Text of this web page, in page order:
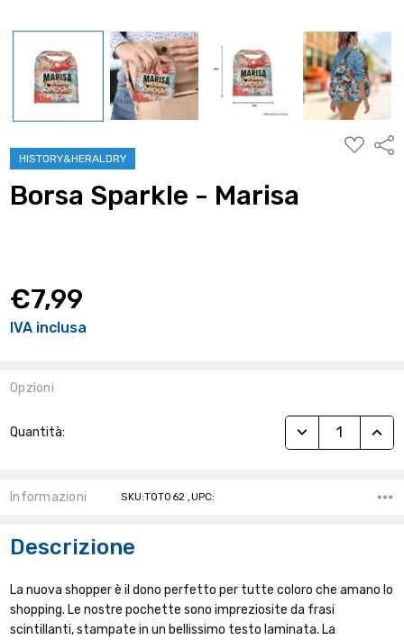
HISTORY&HERALDRY
ALLA
Borsa Sparkle - Marisa
€7,99
IVA inclusa
Opzioni
Attuale:
Quantità: RIDUCI
Informazioni SKU:TOT062 ,UPC:
Descrizione
La nuova shopper è il dono perfetto per tutte coloro che amano lo
shopping. Le nostre pochette sono impreziosite da frasi
scintillanti, stampate in un bellissimo testo laminata. La